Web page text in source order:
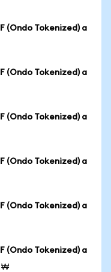
(Ondo Tokenized) a
(Ondo Tokenized) a
(Ondo Tokenized) a
(Ondo Tokenized) a
(Ondo Tokenized) a
(Ondo Tokenized) a
₩